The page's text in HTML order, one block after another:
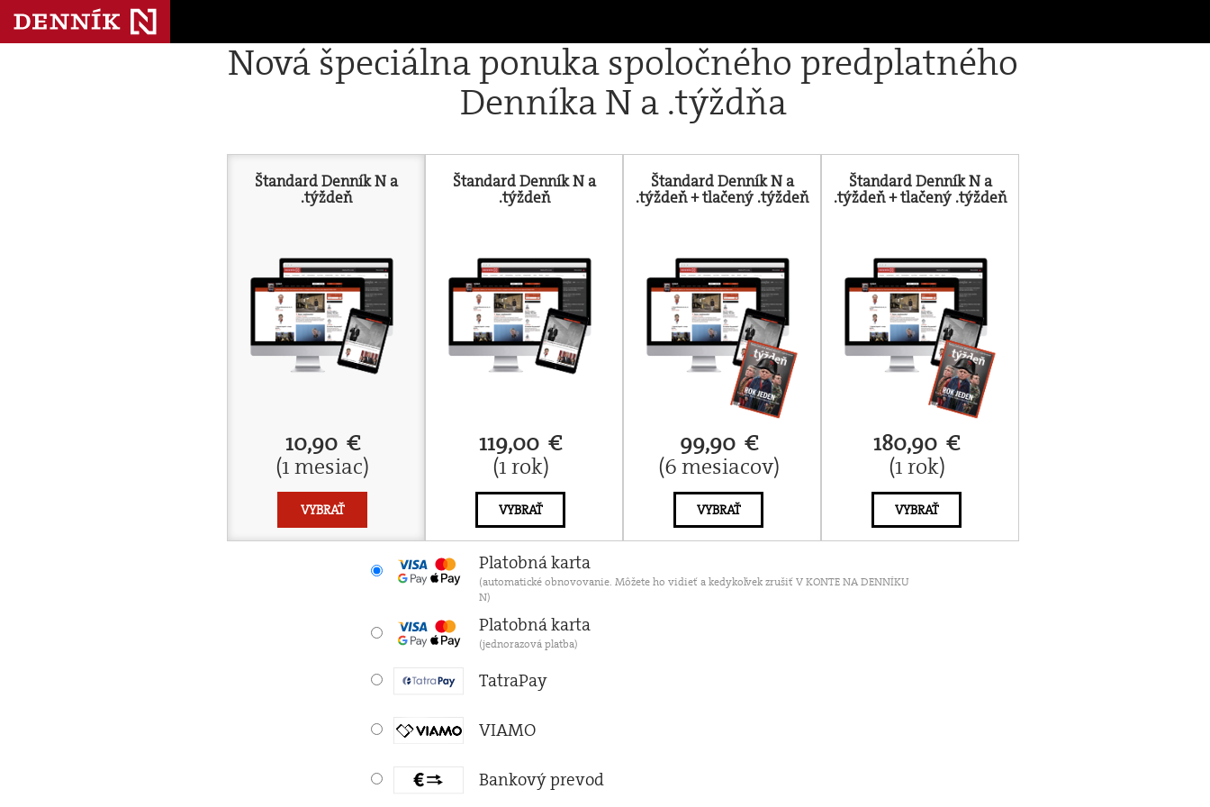
Nová špeciálna ponuka spoločného predplatného
Denníka N a .týždňa
Štandard Denník N a
.týždeň
10,90 €
(1 mesiac)
VYBRAŤ
Štandard Denník N a
.týždeň
119,00 €
(1 rok)
VYBRAŤ
Štandard Denník N a
.týždeň + tlačený .týždeň
99,90 €
(6 mesiacov)
VYBRAŤ
Štandard Denník N a
.týždeň + tlačený .týždeň
180,90 €
(1 rok)
VYBRAŤ
Platobná karta
(automatické obnovovanie. Môžete ho vidieť a kedykoľvek zrušiť V KONTE NA DENNÍKU
N)
Platobná karta
(jednorazová platba)
TatraPay
VIAMO
Bankový prevod